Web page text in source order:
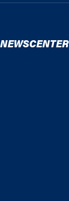
NEWSCENTER